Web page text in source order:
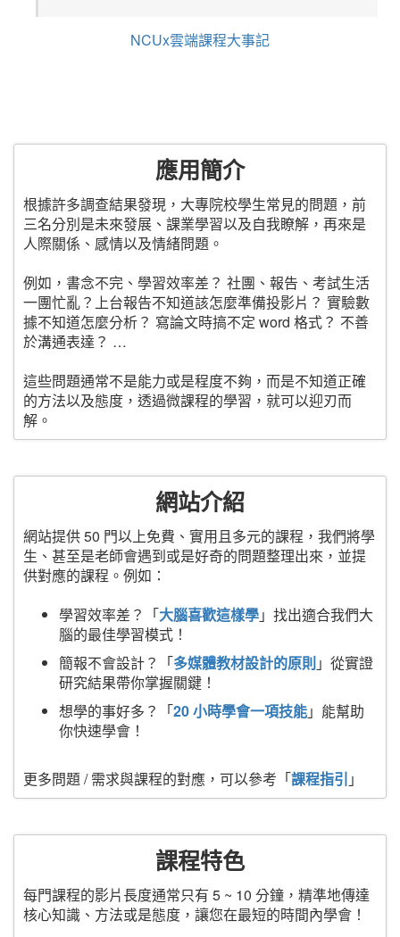
NCUx雲端課程大事記
應用簡介
根據許多調查結果發現，大專院校學生常見的問題，前
三名分別是未來發展、課業學習以及自我瞭解，再來是
人際關係、感情以及情緒問題。
例如，書念不完、學習效率差？ 社團、報告、考試生活
一團忙亂？上台報告不知道該怎麼準備投影片？ 實驗數
據不知道怎麼分析？ 寫論文時搞不定 word 格式？ 不善
於溝通表達？ …
這些問題通常不是能力或是程度不夠，而是不知道正確
的方法以及態度，透過微課程的學習，就可以迎刃而
解。
網站介紹
網站提供 50 門以上免費、實用且多元的課程，我們將學
生、甚至是老師會遇到或是好奇的問題整理出來，並提
供對應的課程。例如：
學習效率差？「大腦喜歡這樣學」找出適合我們大
腦的最佳學習模式！
簡報不會設計？「多媒體教材設計的原則」從實證
研究結果帶你掌握關鍵！
想學的事好多？「20 小時學會一項技能」能幫助
你快速學會！
更多問題 / 需求與課程的對應，可以參考「課程指引 」
課程特色
每門課程的影片長度通常只有 5 ~ 10 分鐘，精準地傳達
核心知識、方法或是態度，讓您在最短的時間內學會！